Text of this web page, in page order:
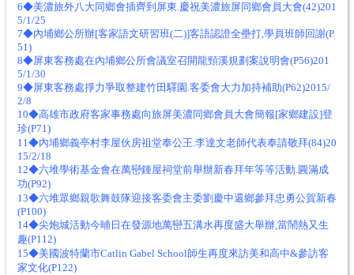
6◆美濃旅外八大同鄉會插齊到屏東.慶祝美濃旅屏同鄉會員大會(42)201
5/1/25
7◆內埔鄉公所辦[客家語文研習班(二)]客語認證全壘打,學員班師回謝(P
51)
8◆屏東客務處在內埔鄉公所會議室召開龍頸溪規劃案說明會(P56)201
5/1/30
9◆屏東客務處掙力爭取整建竹田驛園.客委會大力加持補助(P62)2015/
2/8
10◆高雄市政府客家事務處向旅屏美濃同鄉會員大會簡報[家鄉建設]登
珍(P71)
11◆內埔鄉義亭村李屋伙房祖堂奉公王.李達文老師代表奉請敬拜(84)20
15/2/18
12◆六堆學術基金會在萬巒鍾屋祠堂前舉辦新春拜年等等活動.圓滿成
功(P92)
13◆六堆眾鄉親歌舞鼓隊迎接客委會主委劉慶中還鄉參拜忠勇公賀新春
(P100)
14◆尖炮城活動今晡日在發源地萬巒五溝水再度盛大舉辦,當鬧熱又生
趣(P112)
15◆美國波特蘭市Catlin Gabel School師生再度來訪美和高中&參訪客
家文化(P122)